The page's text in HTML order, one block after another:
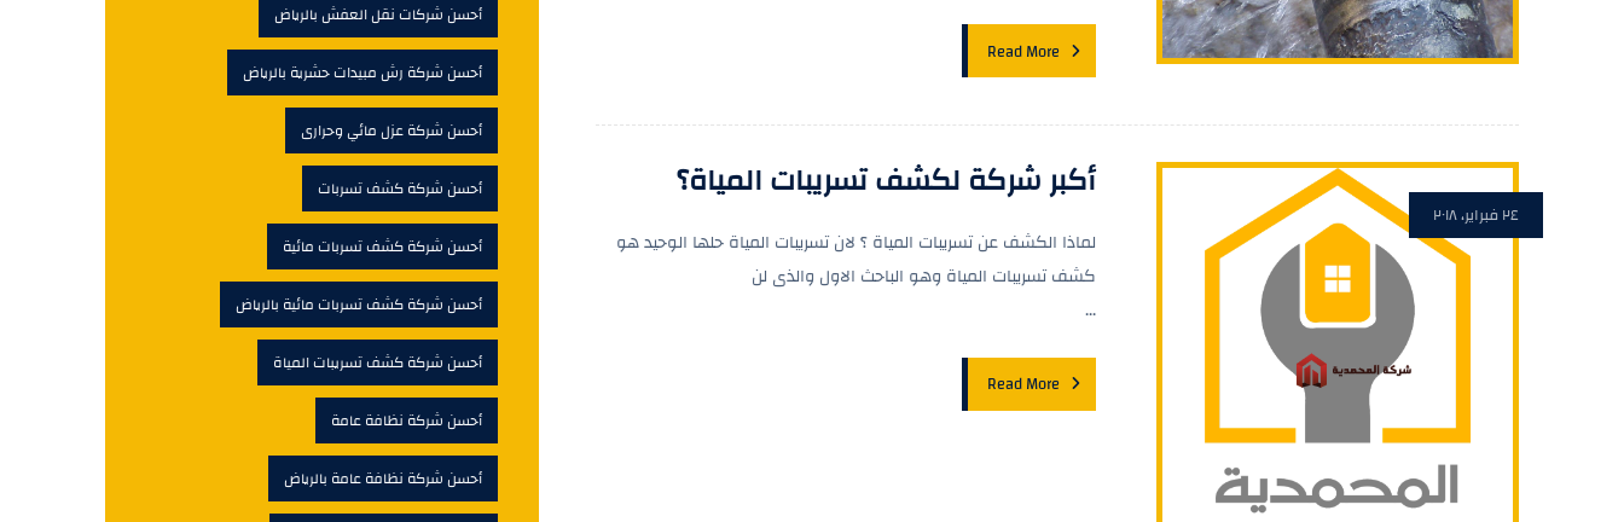
Read More
أكبر شركة لكشف تسريبات المياة؟
٢٤ فبراير، ٢٠١٨
لماذا الكشف عن تسريبات المياة ؟ لان تسريبات المياة حلها الوحيد هو
كشف تسريبات المياة وهو الباحث الاول والذى لن
...
Read More
أحسن شركات نقل العفش بالرياض
أحسن شركة رش مبيدات حشرية بالرياض
أحسن شركة عزل مائي وحرارى
أحسن شركة كشف تسربات
أحسن شركة كشف تسربات مائية
أحسن شركة كشف تسربات مائية بالرياض
أحسن شركة كشف تسريبات المياة
أحسن شركة نظافة عامة
أحسن شركة نظافة عامة بالرياض